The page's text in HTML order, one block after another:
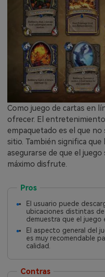
Como juego de cartas en
ofrecer. El
empaquetado es el que
sitio. También significa
asegurarse de que el
máximo disfrute.
Pros
El usuario puede
ubicaciones distintas
demuestra que el juego
El aspecto general del
es muy recomendable
calidad.
Contras